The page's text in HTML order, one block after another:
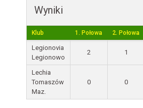
Wyniki
Klub 1. Połowa 2. Połowa
Legionovia
Legionowo
2 1
Lechia
Tomaszów
Maz.
0 0